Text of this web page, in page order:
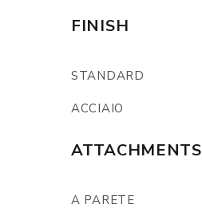
FINISH
STANDARD
ACCIAIO
ATTACHMENTS
A PARETE